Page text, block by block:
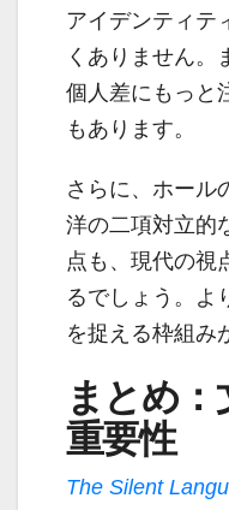
アイデンティテ
くありません。
個人差にもっと
もあります。
さらに、ホール
洋の二項対立的
点も、現代の視
るでしょう。よ
を捉える枠組み
まとめ
重要性
The Silent